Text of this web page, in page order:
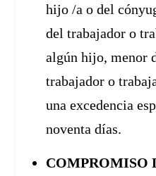
hijo /a o del
del trabajador o
algún hijo, menor
trabajador o
una excedencia
noventa días.
COMPROMISO